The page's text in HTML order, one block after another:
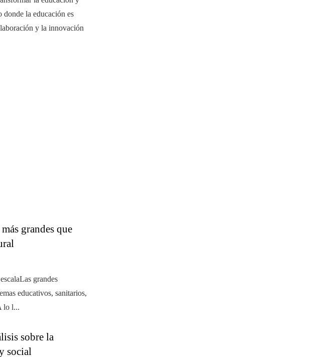
la educación es
y la innovación
grandes que
grandes
educativos, sanitarios,
lo l...
sobre la
social